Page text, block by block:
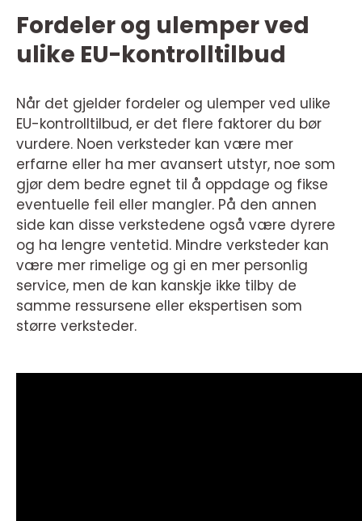
Fordeler og ulemper ved
ulike EU-kontrolltilbud
Når det gjelder fordeler og ulemper ved ulike
EU-kontrolltilbud, er det flere faktorer du bør
vurdere. Noen verksteder kan være mer
erfarne eller ha mer avansert utstyr, noe som
gjør dem bedre egnet til å oppdage og fikse
eventuelle feil eller mangler. På den annen
side kan disse verkstedene også være dyrere
og ha lengre ventetid. Mindre verksteder kan
være mer rimelige og gi en mer personlig
service, men de kan kanskje ikke tilby de
samme ressursene eller ekspertisen som
større verksteder.